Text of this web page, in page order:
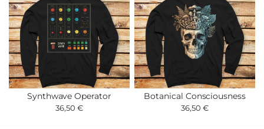
Synthwave Operator
36,50 €
Botanical Consciousness
36,50 €